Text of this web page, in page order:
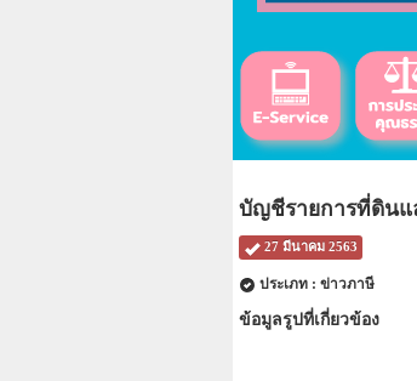
บัญชีรายการที่ดินแ
27 มีนาคม 2563
ประเภท : ข่าวภาษี
ข้อมูลรูปที่เกี่ยวข้อง